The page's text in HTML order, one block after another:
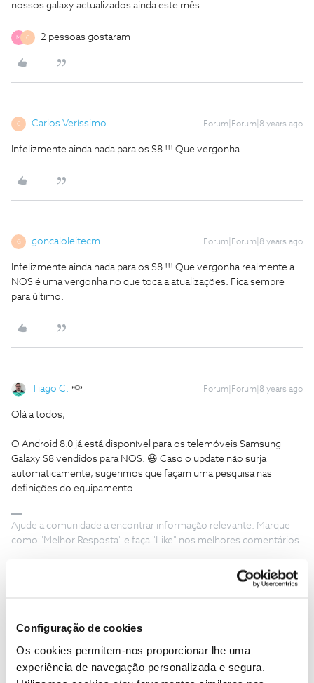
Configuração de cookies
Os cookies permitem-nos proporcionar lhe uma
experiência de navegação personalizada e segura.
nossos galaxy actualizados ainda este mês.
M C 2 pessoas gostaram
C Carlos Veríssimo Forum|Forum|8 years ago
Infelizmente ainda nada para os S8 !!! Que vergonha
G goncaloleitecm Forum|Forum|8 years ago
Infelizmente ainda nada para os S8 !!! Que vergonharealmente a
NOS é uma vergonha no que toca a atualizações. Fica sempre
para último.
Tiago C. Forum|Forum|8 years ago
Olá a todos,
O Android 8.0 já está disponível para os telemóveis Samsung
Galaxy S8 vendidos para NOS. 😃 Caso o update não surja
automaticamente, sugerimos que façam uma pesquisa nas
definições do equipamento.
Ajude a comunidade a encontrar informação relevante. Marque
como "Melhor Resposta" e faça "Like" nos melhores comentários.
C Carlos M
Boa tarde, aqui galaxy s8 adquirido na nos, acabei de fazer várias
pesquisas manuais nas definições e nada, se já saiu alguma coisa,